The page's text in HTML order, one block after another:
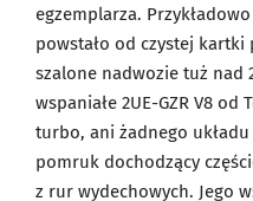
egzemplarza.
powstało od czystej
szalone nadwozie tuż nad
wspaniałe 2UE-GZR V8
turbo, ani żadnego
pomruk dochodzący
z rur wydechowych. Jego